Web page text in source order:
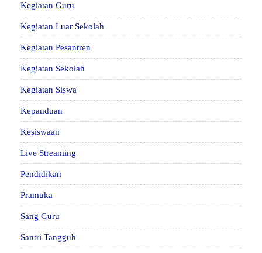
Kegiatan Guru
Kegiatan Luar Sekolah
Kegiatan Pesantren
Kegiatan Sekolah
Kegiatan Siswa
Kepanduan
Kesiswaan
Live Streaming
Pendidikan
Pramuka
Sang Guru
Santri Tangguh